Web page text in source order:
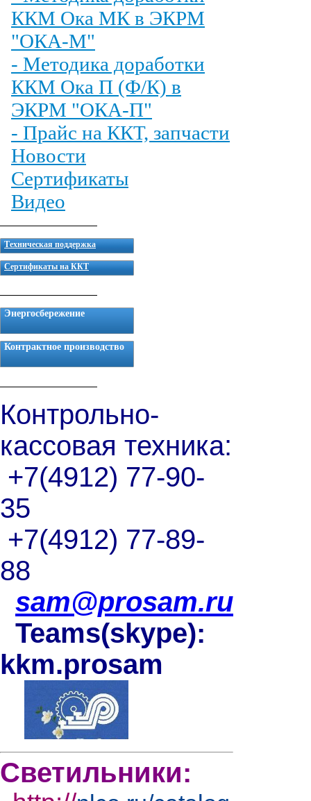
ККМ Ока МК в ЭКРМ
"ОКА-М"
- Методика доработки
ККМ Ока П (Ф/К) в
ЭКРМ "ОКА-П"
- Прайс на ККТ, запчасти
Новости
Сертификаты
Видео
Техническая поддержка
Сертификаты на ККТ
Энергосбережение
Контрактное производство
Контрольно-
кассовая техника:
+7(4912) 77-90-
35
+7(4912) 77-89-
88
sam@prosam.ru
Teams(skype):
kkm.prosam
Светильники: